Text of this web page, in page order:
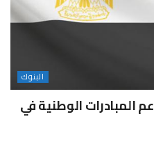
البنوك
المبادرات الوطنية في